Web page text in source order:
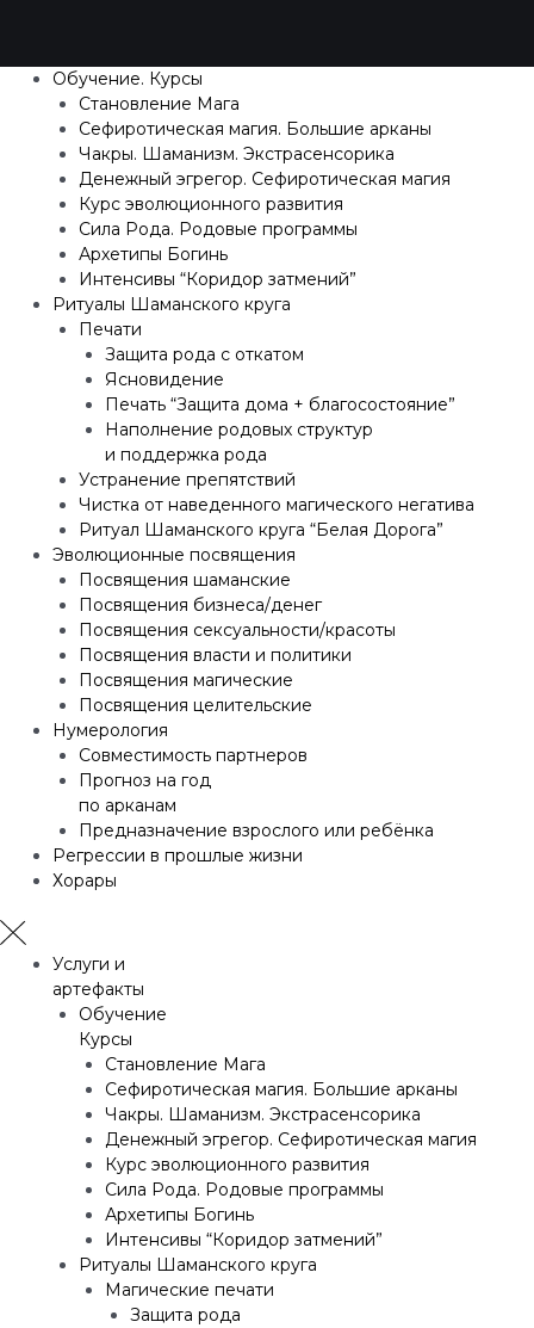
Обучение. Курсы
Становление Мага
Сефиротическая магия. Большие арканы
Чакры. Шаманизм. Экстрасенсорика
Денежный эгрегор. Сефиротическая магия
Курс эволюционного развития
Сила Рода. Родовые программы
Архетипы Богинь
Интенсивы “Коридор затмений”
Ритуалы Шаманского круга
Печати
Защита рода с откатом
Ясновидение
Печать “Защита дома + благосостояние”
Наполнение родовых структур
и поддержка рода
Устранение препятствий
Чистка от наведенного магического негатива
Ритуал Шаманского круга “Белая Дорога”
Эволюционные посвящения
Посвящения шаманские
Посвящения бизнеса/денег
Посвящения сексуальности/красоты
Посвящения власти и политики
Посвящения магические
Посвящения целительские
Нумерология
Совместимость партнеров
Прогноз на год
по арканам
Предназначение взрослого или ребёнка
Регрессии в прошлые жизни
Хорары
Услуги и
артефакты
Обучение
Курсы
Становление Мага
Сефиротическая магия. Большие арканы
Чакры. Шаманизм. Экстрасенсорика
Денежный эгрегор. Сефиротическая магия
Курс эволюционного развития
Сила Рода. Родовые программы
Архетипы Богинь
Интенсивы “Коридор затмений”
Ритуалы Шаманского круга
Магические печати
Защита рода